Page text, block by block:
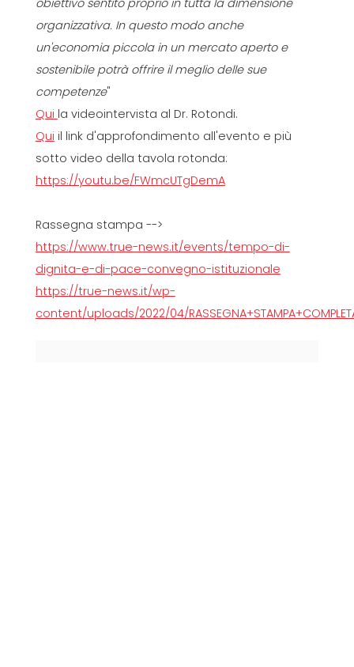
obiettivo sentito proprio in tutta la dimensione
organizzativa. In questo modo anche
un'economia piccola in un mercato aperto e
sostenibile potrà offrire il meglio delle sue
competenze"
Qui la videointervista al Dr. Rotondi.
Qui il link d'approfondimento all'evento e più
sotto video della tavola rotonda:
https://youtu.be/FWmcUTgDemA
Rassegna stampa -->
https://www.true-news.it/events/tempo-di-
dignita-e-di-pace-convegno-istituzionale
https://true-news.it/wp-
content/uploads/2022/04/